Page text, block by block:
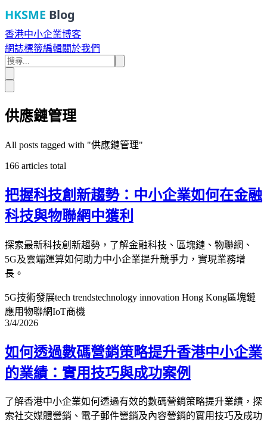
HKSME Blog
香港中小企業博客
網誌標籤編輯關於我們
供應鏈管理
All posts tagged with "供應鏈管理"
166 articles total
把握科技創新趨勢：中小企業如何在金融
科技與物聯網中獲利
探索最新科技創新趨勢，了解金融科技、區塊鏈、物聯網、
5G及雲端運算如何助力中小企業提升競爭力，實現業務增
長。
5G技術發展tech trendstechnology innovation Hong Kong區塊鏈
應用物聯網IoT商機
3/4/2026
如何透過數碼營銷策略提升香港中小企業
的業績：實用技巧與成功案例
了解香港中小企業如何透過有效的數碼營銷策略提升業績，探
索社交媒體營銷、電子郵件營銷及內容營銷的實用技巧及成功